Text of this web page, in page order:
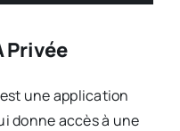
Privée
une application
donne accès à une